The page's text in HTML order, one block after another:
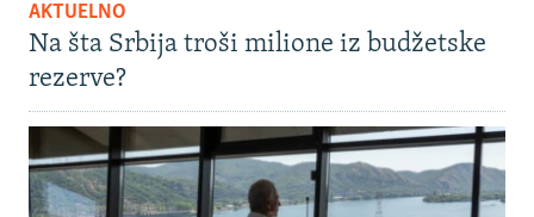
AKTUELNO
Na šta Srbija troši milione iz budžetske
rezerve?